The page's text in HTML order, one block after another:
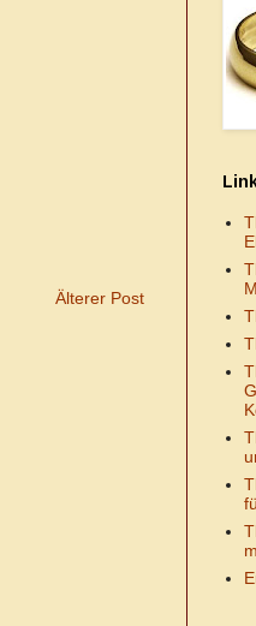
Älterer Post